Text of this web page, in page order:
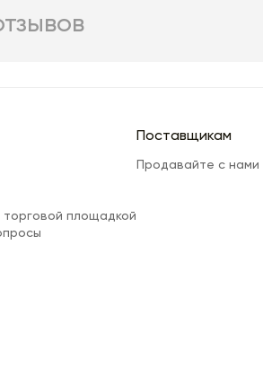
торговой площадкой
Поставщикам
Продавайте с нами